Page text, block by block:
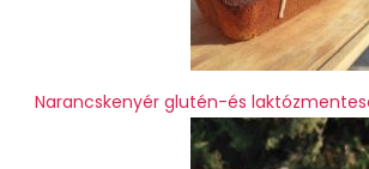
Narancskenyér glutén-és